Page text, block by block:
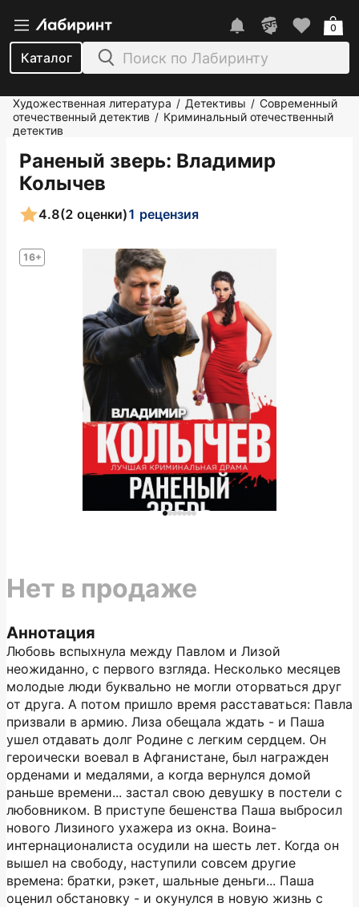
Каталог
0
Художественная литература / Детективы / Современный
отечественный детектив / Криминальный отечественный
детектив
Раненый зверь: Владимир
Колычев
16+
4.8(2 оценки)1 рецензия
Аннотация
Любовь вспыхнула между Павлом и Лизой
неожиданно, с первого взгляда. Несколько месяцев
молодые люди буквально не могли оторваться друг
от друга. А потом пришло время расставаться: Павла
призвали в армию. Лиза обещала ждать - и Паша
ушел отдавать долг Родине с легким сердцем. Он
героически воевал в Афганистане, был награжден
орденами и медалями, а когда вернулся домой
раньше времени... застал свою девушку в постели с
любовником. В приступе бешенства Паша выбросил
нового Лизиного ухажера из окна. Воина-
интернационалиста осудили на шесть лет. Когда он
вышел на свободу, наступили совсем другие
времена: братки, рэкет, шальные деньги... Паша
оценил обстановку - и окунулся в новую жизнь с
Нет в продаже